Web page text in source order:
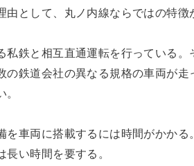
として、丸ノ内線ならではの特徴
鉄と相互直通運転を行っている。
鉄道会社の異なる規格の車両が走
車両に搭載するには時間がかかる
い時間を要する。